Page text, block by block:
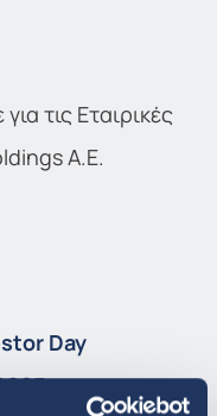
τις Εταιρικές
A.E.
Day